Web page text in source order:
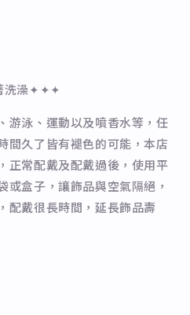
洗澡✦✦✦
游泳、運動以及噴香水等，任
間久了皆有褪色的可能，本店
正常配戴及配戴過後，使用平
或盒子，讓飾品與空氣隔絕，
配戴很長時間，延長飾品壽